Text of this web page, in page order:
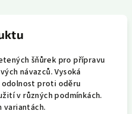
šňůrek pro přípravu
návazců. Vysoká
proti oděru
v různých podmínkách.
variantách.